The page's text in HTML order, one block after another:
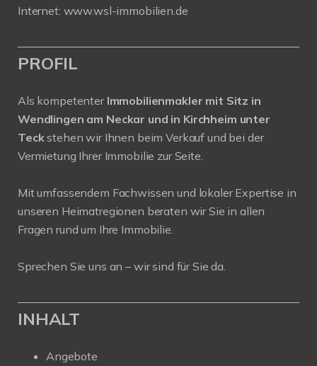
Internet: www.wsl-immobilien.de
PROFIL
Als kompetenter Immobilienmakler mit Sitz in
Wendlingen am Neckar und in Kirchheim unter
Teckstehen wir Ihnen beim Verkauf und bei der
Vermietung Ihrer Immobilie zur Seite.
Mit umfassendem Fachwissen und lokaler Expertise in
unseren Heimatregionen beraten wir Sie in allen
Fragen rund um Ihre Immobilie.
Sprechen Sie uns an – wir sind für Sie da.
INHALT
Angebote